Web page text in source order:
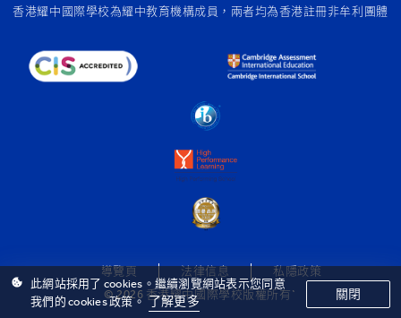
香港耀中國際學校為耀中教育機構成員 ，兩者均為香港註冊非牟利團體
導覽頁 法律信息
私隱政策
© 2026 香港耀中國際學校版權所有`
此網站採用了 cookies。繼續瀏覽網站表示您同意
我們的 cookies 政策。 了解更多 關閉